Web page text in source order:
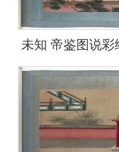
未知 帝鉴图说